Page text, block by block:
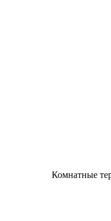
Комнатные